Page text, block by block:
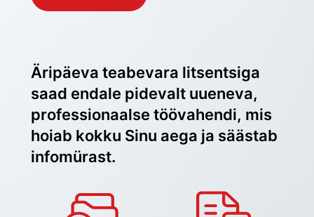
Äripäeva teabevara litsentsiga
saad endale pidevalt uueneva,
professionaalse töövahendi, mis
hoiab kokku Sinu aega ja säästab
infomürast.